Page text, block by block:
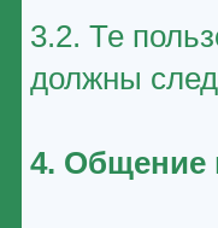
3.2. Те
должны
4. Общение